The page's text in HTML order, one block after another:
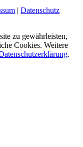
|Datenschutz
zu gewährleisten,
Cookies. Weitere
.